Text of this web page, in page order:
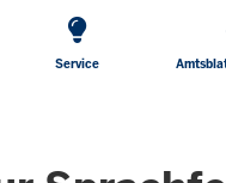
Service